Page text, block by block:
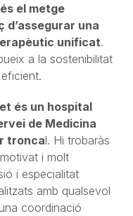
és el metge
d’assegurar una
unificat.
a la sostenibilitat
és un hospital
de Medicina
troncal. Hi trobaràs
i molt
i especialitat
amb qualsevol
coordinació